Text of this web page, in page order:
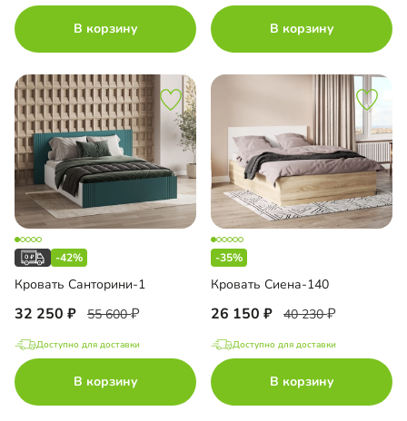
В корзину В корзину
-42%
Кровать Санторини-1
32 250 55 600
Доступно для доставки
В корзину
-35%
Кровать Сиена-140
26 150 40 230
Доступно для доставки
В корзину